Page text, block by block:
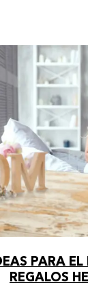
PARA
REGALOS